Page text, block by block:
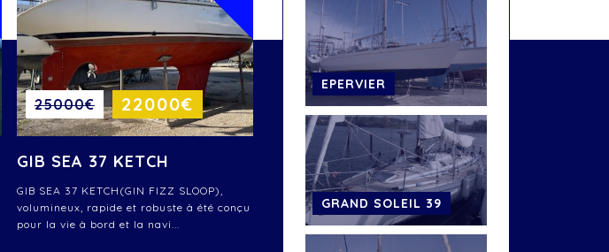
25000€ 22000€
GIB SEA 37 KETCH
GIB SEA 37 KETCH(GIN FIZZ SLOOP),
volumineux, rapide et robuste à été conçu
pour la vie à bord et la navi...
EPERVIER
GRAND SOLEIL 39